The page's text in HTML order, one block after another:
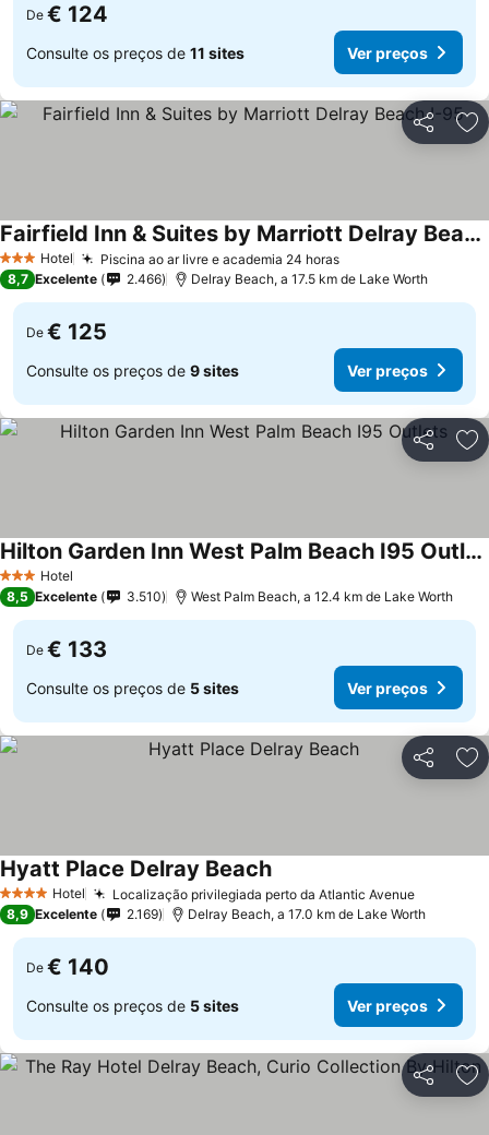
De € 124
Consulte os preços de 11 sites Ver preços
Partilhar
3 EstrelasHotel Piscina ao ar livre e academia 24 horasVer preços
Fairfield Inn & Suites by Marriott Delray Beach I-95
Ver preços
8,7 Excelente 2.466 Delray Beach, a 17.5 km de Lake Worth
De € 125
Consulte os preços de 9 sites Ver preços
Partilhar
3 EstrelasHotel
Hilton Garden Inn West Palm Beach I95 Outlets
Ver preços
8,5 Excelente 3.510 West Palm Beach, a 12.4 km de Lake Worth
De € 133
Consulte os preços de 5 sites Ver preços
Partilhar
4 EstrelasHotel Localização privilegiada perto da Atlantic AvenueVer
Hyatt Place Delray BeachVer preços
8,9 Excelente 2.169 Delray Beach, a 17.0 km de Lake Worth
De € 140
Consulte os preços de 5 sites Ver preços
Partilhar